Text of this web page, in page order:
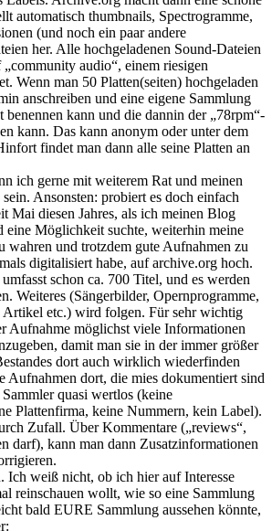
automatisch thumbnails, Spectrogramme,
(und noch ein paar andere
her. Alle hochgeladenen Sound-Dateien
audio“, einem riesigen
Wenn man 50 Platten(seiten) hochgeladen
anschreiben und eine eigene Sammlung
benennen kann und die dannin der „78rpm“-
kann. Das kann anonym oder unter dem
findet man dann alle seine Platten an
ich gerne mit weiterem Rat und meinen
Ansonsten: probiert es doch einfach
Mai diesen Jahres, als ich meinen Blog
eine Möglichkeit suchte, weiterhin meine
wahren und trotzdem gute Aufnahmen zu
digitalisiert habe, auf archive.org hoch.
schon ca. 700 Titel, und es werden
Weiteres (Sängerbilder, Opernprogramme,
Artikel etc.) wird folgen. Für sehr wichtig
Aufnahme möglichst viele Informationen
damit man sie in der immer größer
dort auch wirklich wiederfinden
Aufnahmen dort, die mies dokumentiert sind
quasi wertlos (keine
Plattenfirma, keine Nummern, kein Label).
Zufall. Über Kommentare („reviews“,
darf), kann man dann Zusatzinformationen
Ich weiß nicht, ob ich hier auf Interesse
reinschauen wollt, wie so eine Sammlung
bald EURE Sammlung aussehen könnte,